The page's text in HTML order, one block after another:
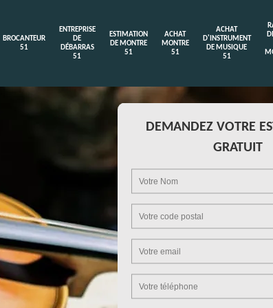
BROCANTEUR
51
ENTREPRISE
DE
DÉBARRAS
51
ESTIMATION
DE MONTRE
51
ACHAT
MONTRE
51
ACHAT
D'INSTRUMENT
DE MUSIQUE
51
DEMANDEZ VOTRE
GRATUIT